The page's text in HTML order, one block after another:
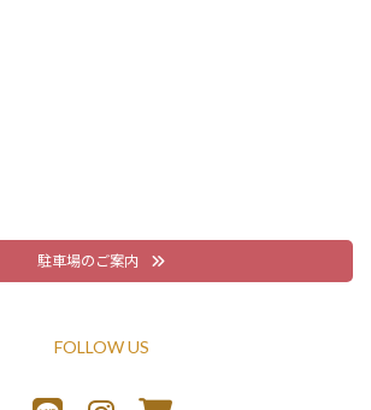
駐車場のご案内
FOLLOW US